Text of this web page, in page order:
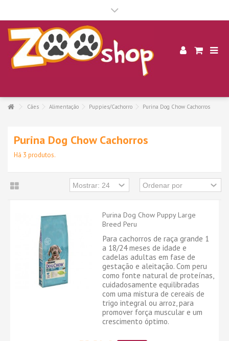
Cães Alimentação Puppies/Cachorro Purina Dog Chow Cachorros
Purina Dog Chow Cachorros
Há 3 produtos.
Purina Dog Chow Puppy Large
Breed Peru
Para cachorros de raça grande 1
a 18/24 meses de idade e
cadelas adultas em fase de
gestação e aleitação. Com peru
como fonte natural de proteínas,
cuidadosamente equilibradas
com uma mistura de cereais de
trigo integral ou arroz, para
promover força muscular e um
crescimento óptimo.